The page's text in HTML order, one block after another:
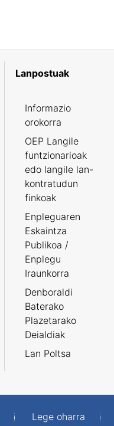
Lanpostuak
Informazio
orokorra
OEP Langile
funtzionarioak
edo langile lan-
kontratudun
finkoak
Enpleguaren
Eskaintza
Publikoa /
Enplegu
Iraunkorra
Denboraldi
Baterako
Plazetarako
Deialdiak
Lan Poltsa
Lege oharra